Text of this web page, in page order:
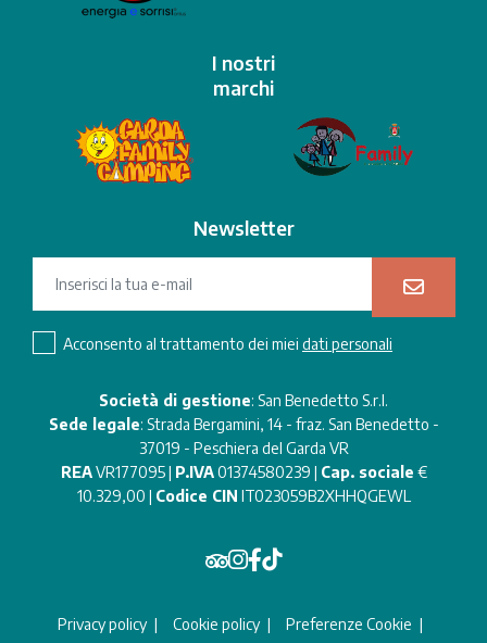
I nostri
marchi
Newsletter
Acconsento al trattamento dei miei dati personali
Società di gestione: San Benedetto S.r.l.
Sede legale: Strada Bergamini, 14 - fraz. San Benedetto -
37019 - Peschiera del Garda VR
REAVR177095 | P.IVA01374580239 | Cap. sociale €
10.329,00 | Codice CIN IT023059B2XHHQGEWL
Privacy policy Cookie policy Preferenze Cookie